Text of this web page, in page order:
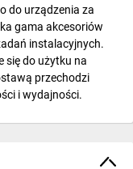
do urządzenia za
gama akcesoriów
instalacyjnych.
się do użytku na
przechodzi
i wydajności.